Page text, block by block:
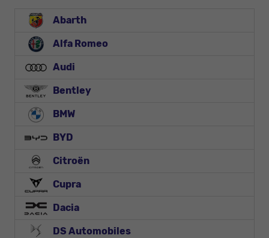
Abarth
Alfa Romeo
Audi
Bentley
BMW
BYD
Citroën
Cupra
Dacia
DS Automobiles